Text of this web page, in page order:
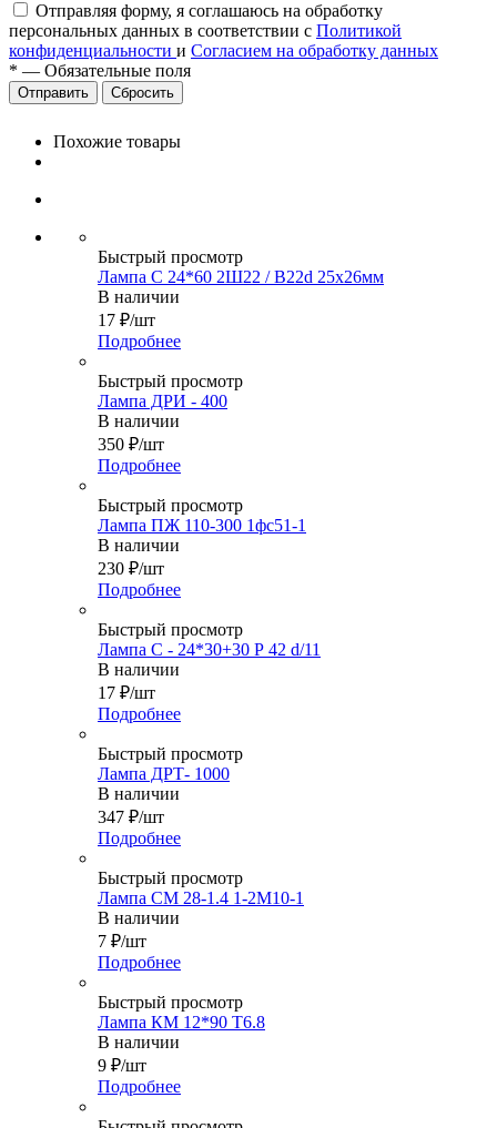
Отправляя форму, я соглашаюсь на обработку
персональных данных в соответствии с Политикой
конфиденциальности и Согласием на обработку данных
* — Обязательные поля
Сбросить
Похожие товары
Быстрый просмотр
Лампа С 24*60 2Ш22 / B22d 25х26мм
В наличии
17 ₽/шт
Подробнее
Быстрый просмотр
Лампа ДРИ - 400
В наличии
350 ₽/шт
Подробнее
Быстрый просмотр
Лампа ПЖ 110-300 1фс51-1
В наличии
230 ₽/шт
Подробнее
Быстрый просмотр
Лампа С - 24*30+30 Р 42 d/11
В наличии
17 ₽/шт
Подробнее
Быстрый просмотр
Лампа ДРТ- 1000
В наличии
347 ₽/шт
Подробнее
Быстрый просмотр
Лампа СМ 28-1.4 1-2М10-1
В наличии
7 ₽/шт
Подробнее
Быстрый просмотр
Лампа КМ 12*90 Т6.8
В наличии
9 ₽/шт
Подробнее